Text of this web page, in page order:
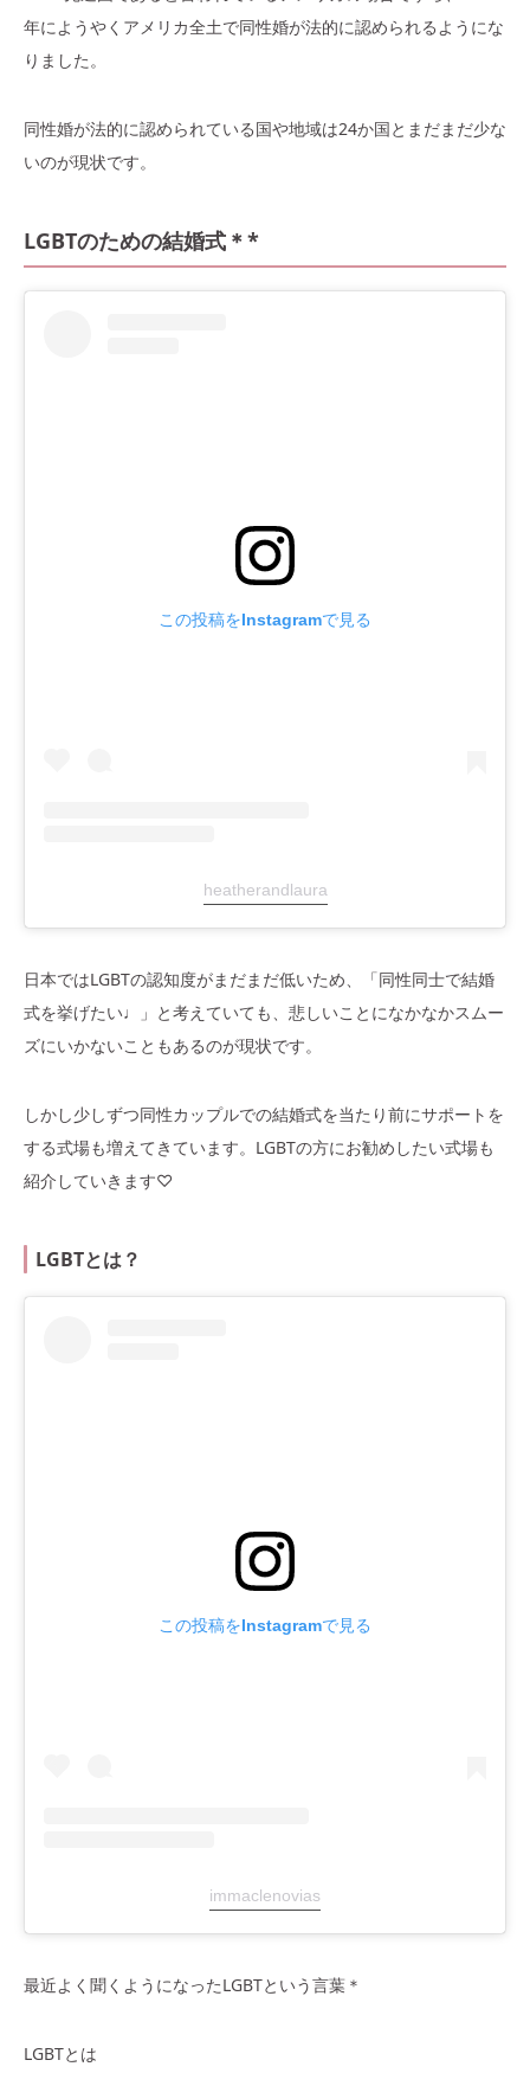
年にようやくアメリカ全土で同性婚が法的に認められるようにな
りました。
同性婚が法的に認められている国や地域は24か国とまだまだ少な
いのが現状です。
LGBTのための結婚式＊*
この投稿をInstagramで見る
heatherandlaura
日本ではLGBTの認知度がまだまだ低いため、「同性同士で結婚
式を挙げたい♩」と考えていても、悲しいことになかなかスムー
ズにいかないこともあるのが現状です。
しかし少しずつ同性カップルでの結婚式を当たり前にサポートを
する式場も増えてきています。LGBTの方にお勧めしたい式場も
紹介していきます♡
LGBTとは？
この投稿をInstagramで見る
immaclenovias
最近よく聞くようになったLGBTという言葉＊
LGBTとは